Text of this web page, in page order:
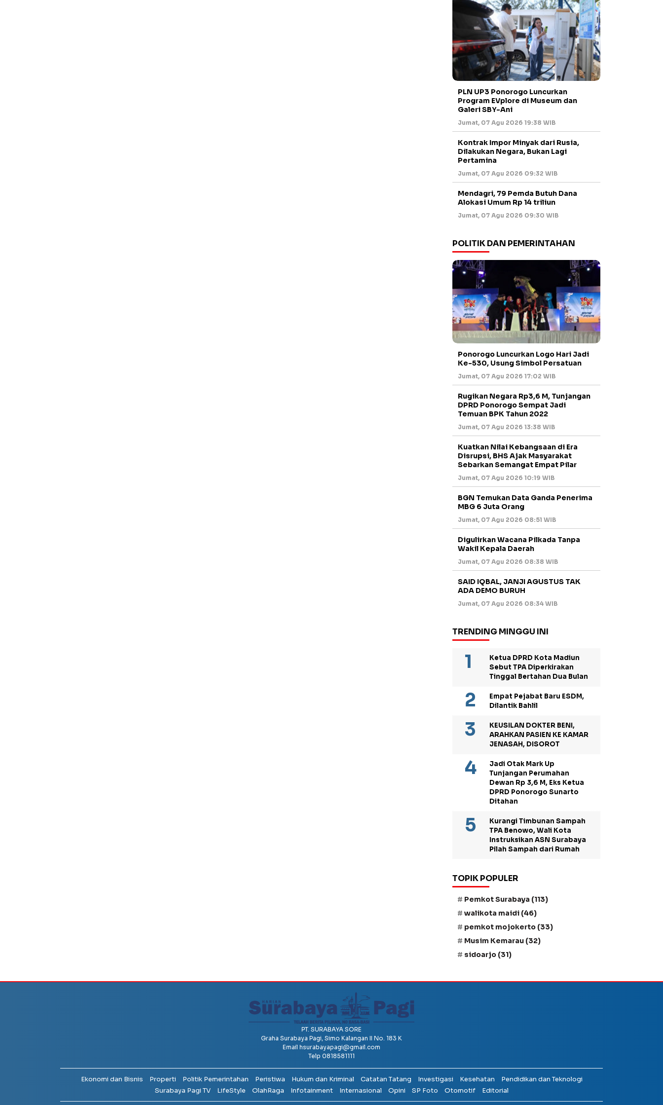
PLN UP3 Ponorogo Luncurkan
Program EVplore di Museum dan
Galeri SBY-Ani
Jumat, 07 Agu 2026 19:38 WIB
Kontrak Impor Minyak dari Rusia,
Dilakukan Negara, Bukan Lagi
Pertamina
Jumat, 07 Agu 2026 09:32 WIB
Mendagri, 79 Pemda Butuh Dana
Alokasi Umum Rp 14 triliun
Jumat, 07 Agu 2026 09:30 WIB
POLITIK DAN PEMERINTAHAN
Ponorogo Luncurkan Logo Hari Jadi
Ke-530, Usung Simbol Persatuan
Jumat, 07 Agu 2026 17:02 WIB
Rugikan Negara Rp3,6 M, Tunjangan
DPRD Ponorogo Sempat Jadi
Temuan BPK Tahun 2022
Jumat, 07 Agu 2026 13:38 WIB
Kuatkan Nilai Kebangsaan di Era
Disrupsi, BHS Ajak Masyarakat
Sebarkan Semangat Empat Pilar
Jumat, 07 Agu 2026 10:19 WIB
BGN Temukan Data Ganda Penerima
MBG 6 Juta Orang
Jumat, 07 Agu 2026 08:51 WIB
Digulirkan Wacana Pilkada Tanpa
Wakil Kepala Daerah
Jumat, 07 Agu 2026 08:38 WIB
SAID IQBAL, JANJI AGUSTUS TAK
ADA DEMO BURUH
Jumat, 07 Agu 2026 08:34 WIB
TRENDING MINGGU INI
Ketua DPRD Kota Madiun
Sebut TPA Diperkirakan
Tinggal Bertahan Dua Bulan
Empat Pejabat Baru ESDM,
Dilantik Bahlil
KEUSILAN DOKTER BENI,
ARAHKAN PASIEN KE KAMAR
JENASAH, DISOROT
Jadi Otak Mark Up
Tunjangan Perumahan
Dewan Rp 3,6 M, Eks Ketua
DPRD Ponorogo Sunarto
Ditahan
Kurangi Timbunan Sampah
TPA Benowo, Wali Kota
Instruksikan ASN Surabaya
Pilah Sampah dari Rumah
TOPIK POPULER
Pemkot Surabaya (113)
walikota maidi (46)
pemkot mojokerto (33)
Musim Kemarau (32)
sidoarjo (31)
PT. SURABAYA SORE
Graha Surabaya Pagi, Simo Kalangan II No. 183 K
Email hsurabayapagi@gmail.com
Telp 0818581111
Ekonomi dan Bisnis Properti Politik Pemerintahan Peristiwa Hukum dan Kriminal Catatan Tatang Investigasi Kesehatan
Pendidikan dan Teknologi
Surabaya Pagi TV
LifeStyle OlahRaga Infotainment Internasional Opini SP Foto Otomotif Editorial